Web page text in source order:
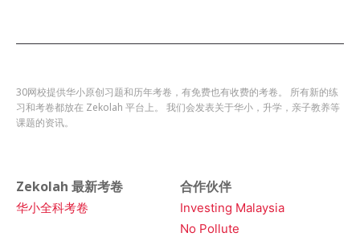
30网校提供华小原创习题和历年考卷，有免费也有收费的考卷。 所有新的练
习和考卷都放在 Zekolah 平台上。 我们会发表关于华小，升学，亲子教养等
课题的资讯。
Zekolah 最新考卷
华小全科考卷
合作伙伴
Investing Malaysia
No Pollute